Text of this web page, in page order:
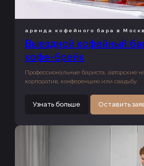
аренда кофейного бара в
Выездной кофейный
кофе-брейк
Профессиональные бариста, авторские
корпоратив, конференцию или свадьбу.
Узнать больше Оставить